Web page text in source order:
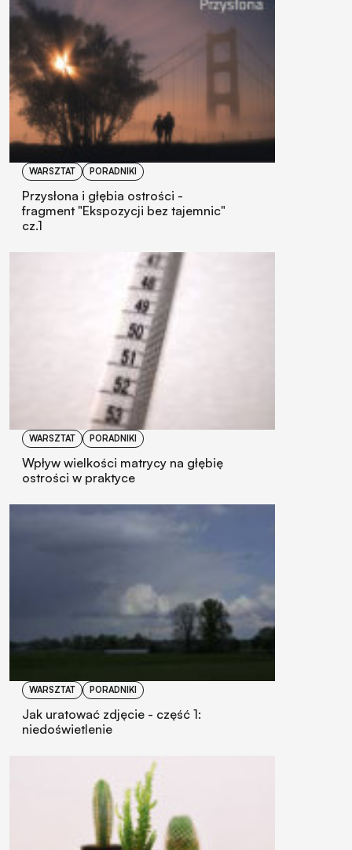
WARSZTAT PORADNIKI
Przysłona i głębia ostrości -
fragment "Ekspozycji bez tajemnic"
cz.1
WARSZTAT PORADNIKI
Wpływ wielkości matrycy na głębię
ostrości w praktyce
WARSZTAT PORADNIKI
Jak uratować zdjęcie - część 1:
niedoświetlenie